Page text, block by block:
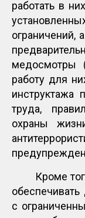
работать в
ограничений,
медосмотры
работу для
инструктажа
труда,
охраны
Кроме
с